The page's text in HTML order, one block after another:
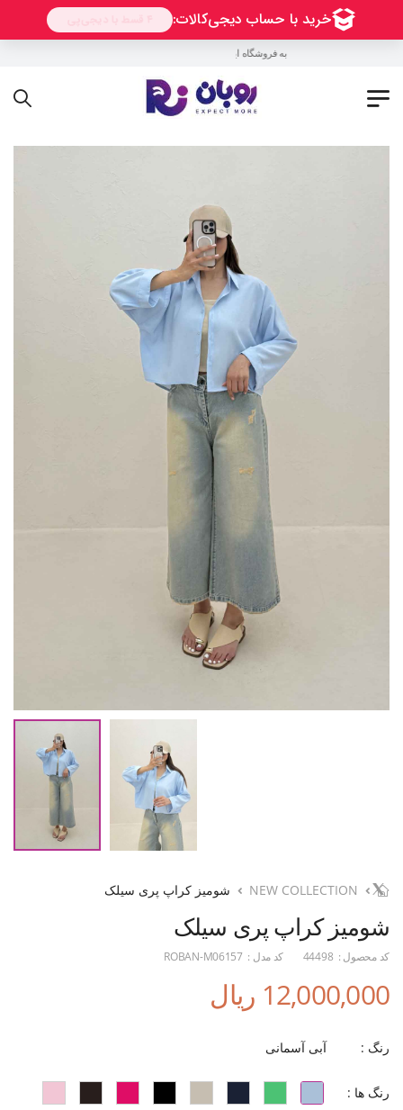
به فروشگاه اینترنتی روبان خوش آمدید !
NEW COLLECTION شومیز کراپ پری سیلک
شومیز کراپ پری سیلک
کد محصول : 44498 کد مدل : ROBAN-M06157
12,000,000 ریال
رنگ : آبی آسمانی
رنگ ها :